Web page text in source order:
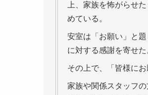
上、家族を怖がらせ
めている。
安室は「お願い」と
に対する感謝を寄せた
その上で、「皆様に
家族や関係スタッフ